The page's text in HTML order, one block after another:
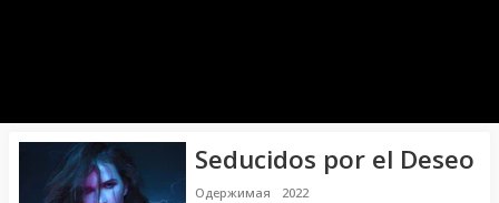
Seducidos por el Deseo
Одержимая 2022